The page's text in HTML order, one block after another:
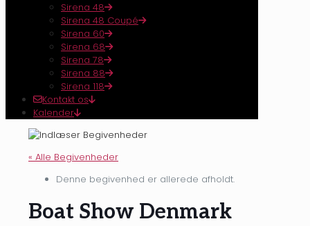
Sirena 48
Sirena 48 Coupé
Sirena 60
Sirena 68
Sirena 78
Sirena 88
Sirena 118
Kontakt os
Kalender
« Alle Begivenheder
Denne begivenhed er allerede afholdt.
Boat Show Denmark